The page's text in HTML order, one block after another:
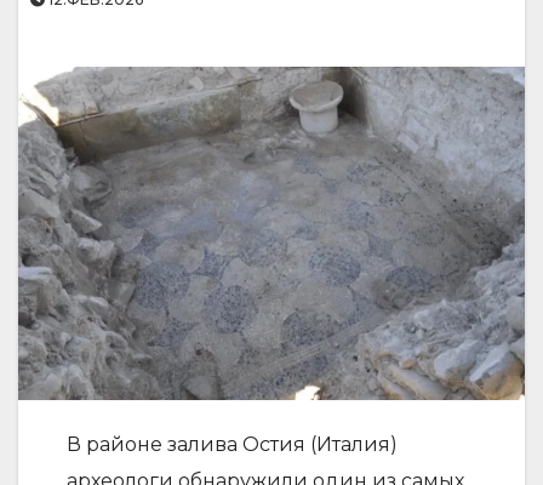
В районе залива Остия (Италия)